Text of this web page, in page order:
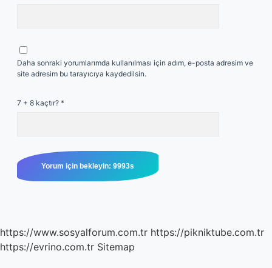
Daha sonraki yorumlarımda kullanılması için adım, e-posta adresim ve
site adresim bu tarayıcıya kaydedilsin.
7 + 8 kaçtır? *
https://www.sosyalforum.com.tr https://pikniktube.com.tr
https://evrino.com.tr Sitemap